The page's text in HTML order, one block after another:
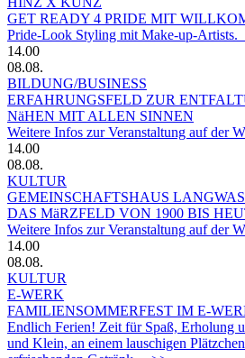
GET READY 4 PRIDE MIT
Pride-Look Styling mit Make-up-Artists.
14.00
08.08.
BILDUNG/BUSINESS
ERFAHRUNGSFELD ZUR
NäHEN MIT ALLEN SINNEN
Weitere Infos zur Veranstaltung auf der
14.00
08.08.
KULTUR
GEMEINSCHAFTSHAUS
DAS MäRZFELD VON 1900 BIS
Weitere Infos zur Veranstaltung auf der
14.00
08.08.
KULTUR
E-WERK
FAMILIENSOMMERFEST IM E-
Endlich Ferien! Zeit für Spaß, Erholung
und Klein, an einem lauschigen